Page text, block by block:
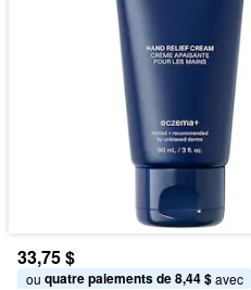
33,75 $
ou quatre paiements de 8,44 $ avec